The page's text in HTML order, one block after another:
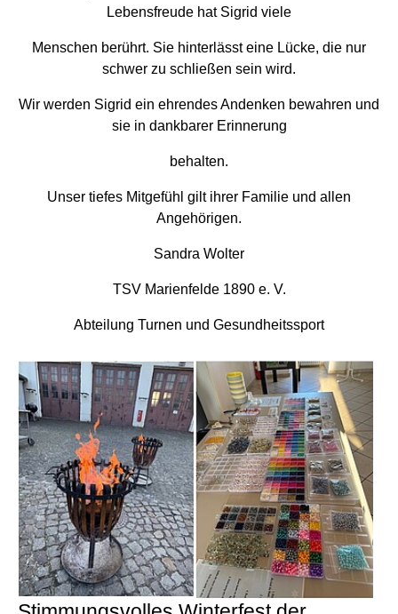
Lebensfreude hat Sigrid viele
Menschen berührt. Sie hinterlässt eine Lücke, die nur
schwer zu schließen sein wird.
Wir werden Sigrid ein ehrendes Andenken bewahren und
sie in dankbarer Erinnerung
behalten.
Unser tiefes Mitgefühl gilt ihrer Familie und allen
Angehörigen.
Sandra Wolter
TSV Marienfelde 1890 e. V.
Abteilung Turnen und Gesundheitssport